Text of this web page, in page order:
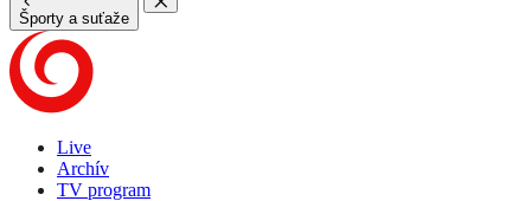
Športy a suťaže
Live
Archív
TV program